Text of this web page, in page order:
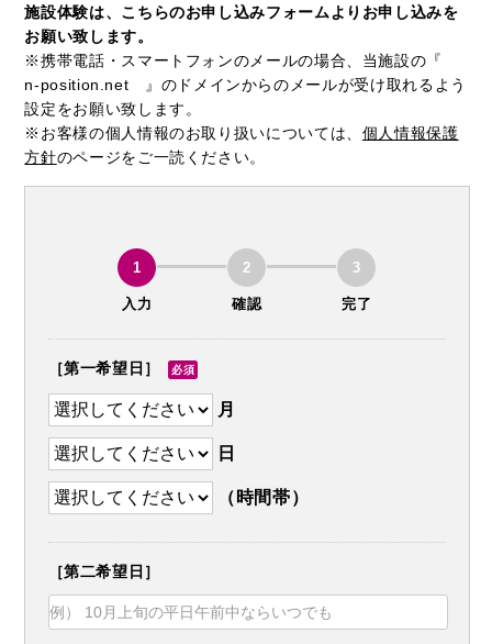
施設体験は、こちらのお申し込みフォームよりお申し込みを
お願い致します。
※携帯電話・スマートフォンのメールの場合、当施設の『
n-position.net 』のドメインからのメールが受け取れるよう
設定をお願い致します。
※お客様の個人情報のお取り扱いについては、 個人情報保護
方針のページをご一読ください。
1
入力
2
確認
3
完了
［第一希望日］ 必須
月
日
（時間帯）
［第二希望日］